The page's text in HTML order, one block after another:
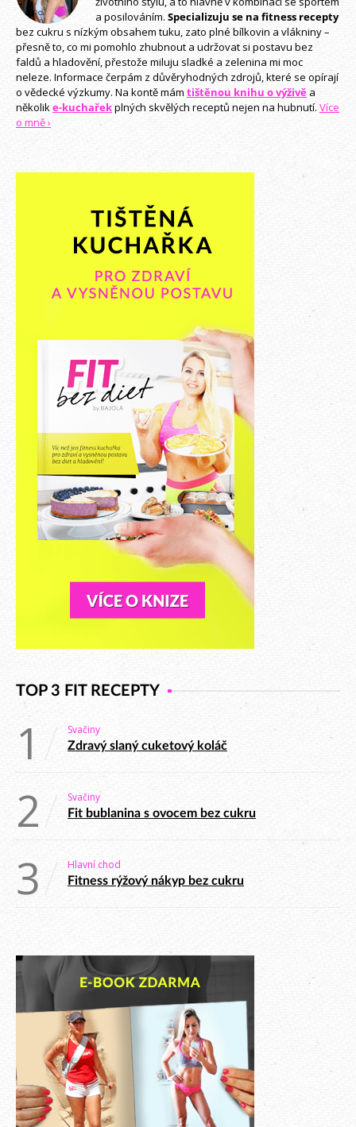
a posilováním. Specializuju se na fitness recepty
bez cukru s nízkým obsahem tuku, zato plné bílkovin a vlákniny –
přesně to, co mi pomohlo zhubnout a udržovat si postavu bez
faldů a hladovění, přestože miluju sladké a zelenina mi moc
neleze. Informace čerpám z důvěryhodných zdrojů, které se opírají
o vědecké výzkumy. Na kontě mám tištěnou knihu o výživěa
několike-kuchařekplných skvělých receptů nejen na hubnutí. Více
o mně ›
TOP 3 FIT RECEPTY
1 Svačiny
Zdravý slaný cuketový koláč
2 Svačiny
Fit bublanina s ovocem bez cukru
3 Hlavní chod
Fitness rýžový nákyp bez cukru